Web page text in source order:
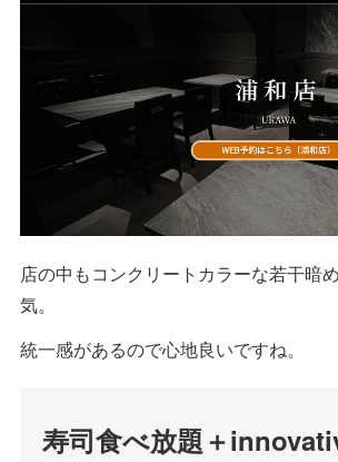
店の中もコンクリートカラーな若干暗
気。
統一感があるので心地良いですね。
寿司食べ放題＋